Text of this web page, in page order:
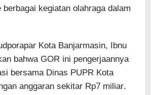
kegiatan olahraga dalam
Kota Banjarmasin, Ibnu
bahwa GOR ini pengerjaannya
bersama Dinas PUPR Kota
anggaran sekitar Rp7 miliar.